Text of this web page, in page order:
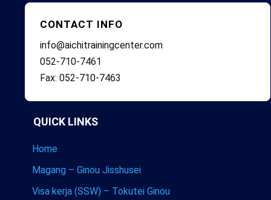
CONTACT INFO
info@aichitrainingcenter.com
052-710-7461
Fax: 052-710-7463
QUICK LINKS
Home
Magang – Ginou Jisshusei
Visa kerja (SSW) – Tokutei Ginou